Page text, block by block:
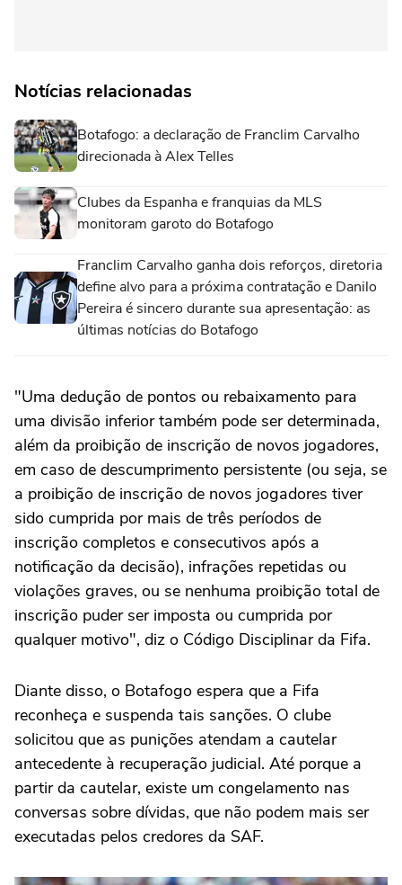
Notícias relacionadas
Botafogo: a declaração de Franclim Carvalho
direcionada à Alex Telles
Clubes da Espanha e franquias da MLS
monitoram garoto do Botafogo
Franclim Carvalho ganha dois reforços, diretoria
define alvo para a próxima contratação e Danilo
Pereira é sincero durante sua apresentação: as
últimas notícias do Botafogo
"Uma dedução de pontos ou rebaixamento para
uma divisão inferior também pode ser determinada,
além da proibição de inscrição de novos jogadores,
em caso de descumprimento persistente (ou seja, se
a proibição de inscrição de novos jogadores tiver
sido cumprida por mais de três períodos de
inscrição completos e consecutivos após a
notificação da decisão), infrações repetidas ou
violações graves, ou se nenhuma proibição total de
inscrição puder ser imposta ou cumprida por
qualquer motivo", diz o Código Disciplinar da Fifa.
Diante disso, o Botafogo espera que a Fifa
reconheça e suspenda tais sanções. O clube
solicitou que as punições atendam a cautelar
antecedente à recuperação judicial. Até porque a
partir da cautelar, existe um congelamento nas
conversas sobre dívidas, que não podem mais ser
executadas pelos credores da SAF.